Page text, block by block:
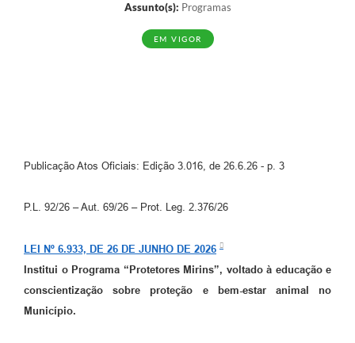
Vagas de emprego no PAT Valinhos
Carta de Serviços
Galeria de Vídeos
Conselhos Municipais
Assunto(s): Programas
EM VIGOR
Publicação Atos Oficiais: Edição 3.016, de 26.6.26 - p. 3
P.L. 92/26 – Aut. 69/26 – Prot. Leg. 2.376/26
LEI Nº 6.933, DE 26 DE JUNHO DE 2026
Institui o Programa “Protetores Mirins”, voltado à educação e
conscientização sobre proteção e bem-estar animal no
Município.